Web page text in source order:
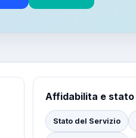
Affidabilita e stato
Stato del Servizio